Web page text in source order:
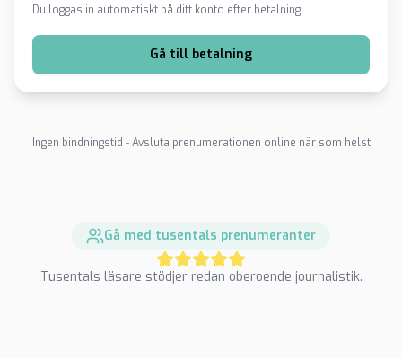
Du loggas in automatiskt på ditt konto efter betalning.
Gå till betalning
Ingen bindningstid - Avsluta prenumerationen online när som helst
Gå med tusentals prenumeranter
Tusentals läsare stödjer redan oberoende journalistik.